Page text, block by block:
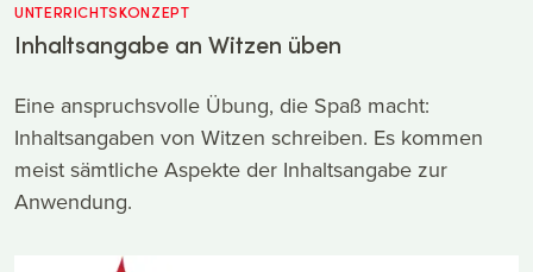
UNTERRICHTSKONZEPT
Inhaltsangabe an Witzen üben
Eine anspruchsvolle Übung, die Spaß macht:
Inhaltsangaben von Witzen schreiben. Es kommen
meist sämtliche Aspekte der Inhaltsangabe zur
Anwendung.